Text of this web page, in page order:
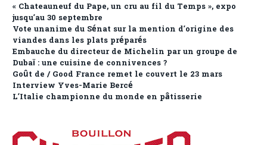
« Chateauneuf du Pape, un cru au fil du Temps », expo
jusqu’au 30 septembre
Vote unanime du Sénat sur la mention d’origine des
viandes dans les plats préparés
Embauche du directeur de Michelin par un groupe de
Dubaï : une cuisine de connivences ?
Goût de / Good France remet le couvert le 23 mars
Interview Yves-Marie Bercé
L’Italie championne du monde en pâtisserie